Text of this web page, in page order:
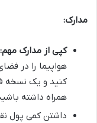
مدارک:
کپی از مدارک مهم:
هواپیما را در
کنید و یک نسخه
همراه داشته
داشتن کمی پول